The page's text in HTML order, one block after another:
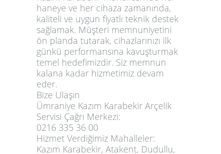
haneye ve her cihaza zamanında,
kaliteli ve uygun fiyatlı teknik destek
sağlamak. Müşteri memnuniyetini
ön planda tutarak, cihazlarınızı ilk
günkü performansına kavuşturmak
temel hedefimizdir. Siz memnun
kalana kadar hizmetimiz devam
eder.
Bize Ulaşın
Ümraniye Kazım Karabekir Arçelik
Servisi Çağrı Merkezi:
0216 335 36 00
Hizmet Verdiğimiz Mahalleler:
Kazım Karabekir, Atakent, Dudullu,